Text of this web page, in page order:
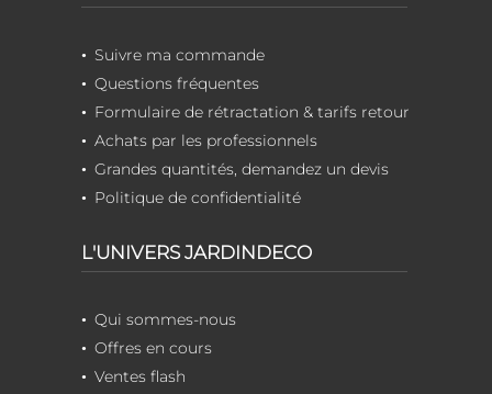
Suivre ma commande
Questions fréquentes
Formulaire de rétractation & tarifs retour
Achats par les professionnels
Grandes quantités, demandez un devis
Politique de confidentialité
L'UNIVERS JARDINDECO
Qui sommes-nous
Offres en cours
Ventes flash